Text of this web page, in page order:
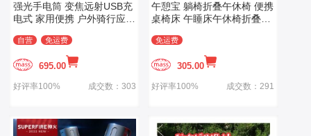
强光手电筒 变焦远射USB充
电式 家用便携 户外骑行应急
自营 免运费
695.00
好评率100% 成交数：303
午憩宝 躺椅折叠午休椅 便携
桌椅床 午睡床午休椅折叠椅
床户外床 透气双方管-灰色
免运费
305.00
好评率100% 成交数：291